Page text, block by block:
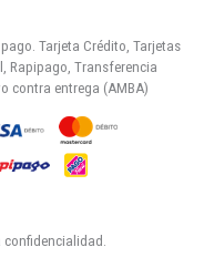
Tarjeta Crédito, Tarjetas
Rapipago, Transferencia
contra entrega (AMBA)